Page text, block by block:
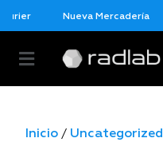
Nueva Mercadería
Inicio / Uncategorized